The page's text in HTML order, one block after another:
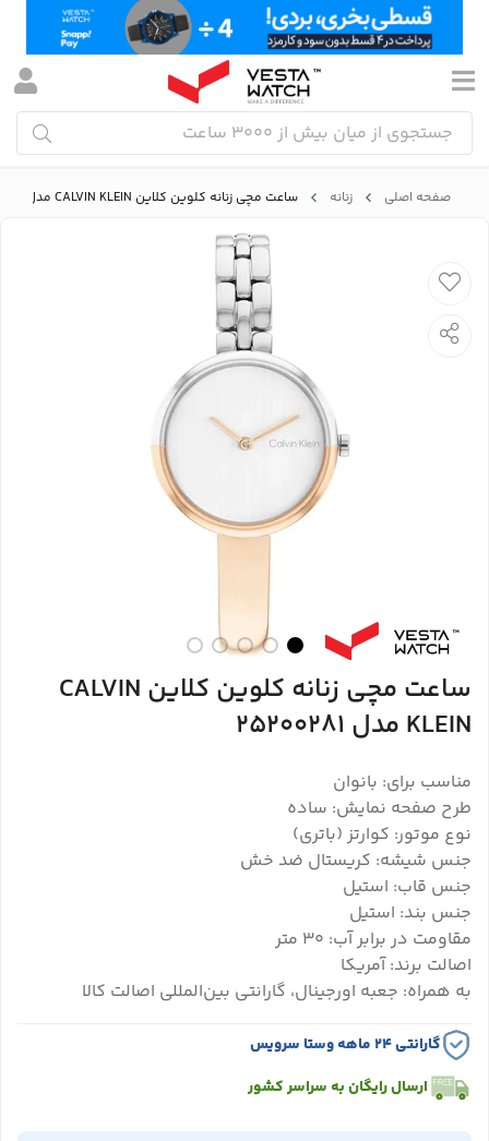
صفحه اصلی زنانه ساعت مچی زنانه کلوین کلاین CALVIN KLEIN مدل 25200281
ساعت مچی زنانه کلوین کلاین CALVIN
KLEIN مدل 25200281
مناسب برای: بانوان
طرح صفحه نمایش: ساده
نوع موتور: کوارتز (باتری)
جنس شیشه: کریستال ضد خش
جنس قاب: استیل
جنس بند: استیل
مقاومت در برابر آب: ۳۰ متر
اصالت برند: آمریکا
به همراه: جعبه اورجینال، گارانتی بین‌المللی اصالت کالا
گارانتی ۲۴ ماهه وستا سرویس
ارسال رایگان به سراسر کشور